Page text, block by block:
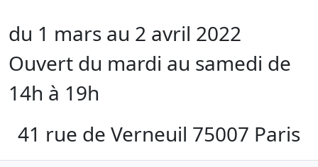
du 1 mars au 2 avril 2022
Ouvert du mardi au samedi de
14h à 19h
41 rue de Verneuil 75007 Paris